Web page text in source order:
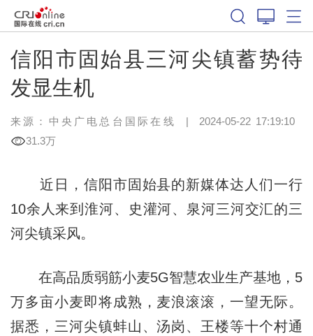
信阳市固始县三河尖镇蓄势待
发显生机
来源：中央广电总台国际在线 | 2024-05-22 17:19:10
31.3万
近日，信阳市固始县的新媒体达人们一行
10余人来到淮河、史灌河、泉河三河交汇的三
河尖镇采风。
在高品质弱筋小麦5G智慧农业生产基地，5
万多亩小麦即将成熟，麦浪滚滚，一望无际。
据悉，三河尖镇蚌山、汤岗、王楼等十个村通